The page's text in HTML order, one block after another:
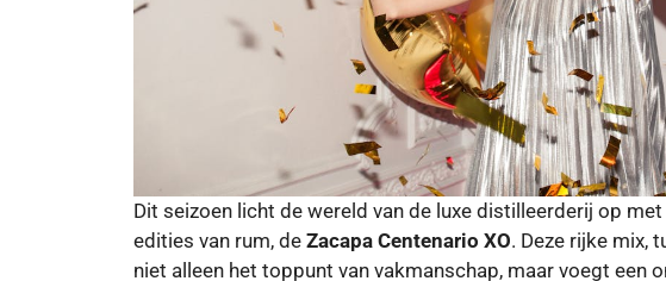
Dit seizoen licht de wereld van de luxe distilleerderij op
edities van rum, de Zacapa Centenario XO. Deze rijke mix,
niet alleen het toppunt van vakmanschap, maar voegt een